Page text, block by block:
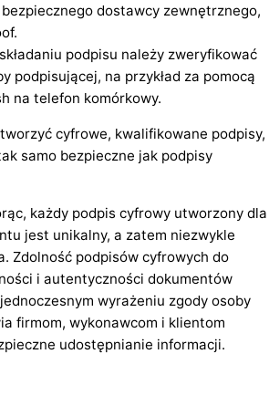
dostawcy zewnętrznego,
podpisu należy zweryfikować
podpisującej, na przykład za pomocą
na telefon komórkowy.
cyfrowe, kwalifikowane podpisy,
samo bezpieczne jak podpisy
każdy podpis cyfrowy utworzony dla
jest unikalny, a zatem niezwykle
Zdolność podpisów cyfrowych do
i autentyczności dokumentów
wyrażeniu zgody osoby
firmom, wykonawcom i klientom
udostępnianie informacji.